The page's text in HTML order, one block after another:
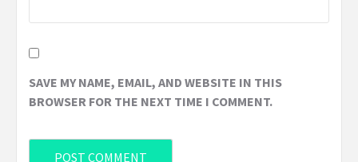
SAVE MY NAME, EMAIL, AND WEBSITE IN THIS
BROWSER FOR THE NEXT TIME I COMMENT.